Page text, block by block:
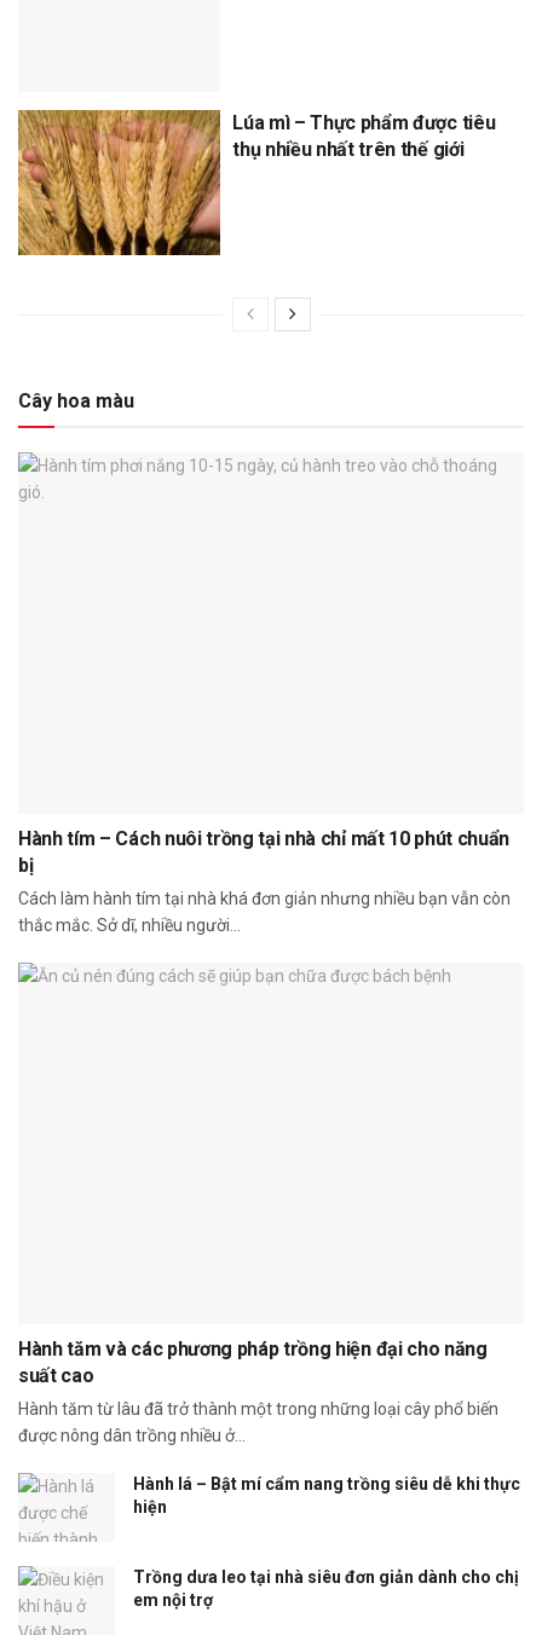
Lúa mì – Thực phẩm được tiêu
thụ nhiều nhất trên thế giới
Cây hoa màu
Hành tím – Cách nuôi trồng tại nhà chỉ mất 10 phút chuẩn
bị
Cách làm hành tím tại nhà khá đơn giản nhưng nhiều bạn vẫn còn
thắc mắc. Sở dĩ, nhiều người...
Hành tăm và các phương pháp trồng hiện đại cho năng
suất cao
Hành tăm từ lâu đã trở thành một trong những loại cây phổ biến
được nông dân trồng nhiều ở...
Hành lá – Bật mí cẩm nang trồng siêu dễ khi thực
hiện
Trồng dưa leo tại nhà siêu đơn giản dành cho chị
em nội trợ